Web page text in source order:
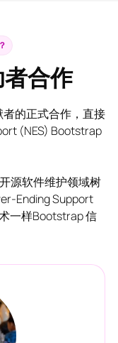
合作
的正式合作，直接
(NES) Bootstrap
源软件维护领域树
Ending Support
一样Bootstrap 信